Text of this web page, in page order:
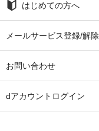
はじめての方へ
メールサービス登録/解除
お問い合わせ
dアカウントログイン